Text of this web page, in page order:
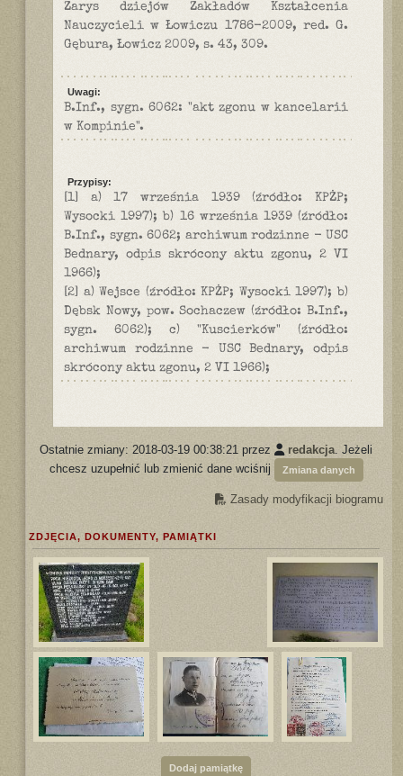
Zarys dziejów Zakładów Kształcenia
Nauczycieli w Łowiczu 1786-2009, red. G.
Gębura, Łowicz 2009, s. 43, 309.
Uwagi:
B.Inf., sygn. 6062: "akt zgonu w kancelarii
w Kompinie".
Przypisy:
[1] a) 17 września 1939 (źródło: KPŻP;
Wysocki 1997); b) 16 września 1939 (źródło:
B.Inf., sygn. 6062; archiwum rodzinne - USC
Bednary, odpis skrócony aktu zgonu, 2 VI
1966);
[2] a) Wejsce (źródło: KPŻP; Wysocki 1997); b)
Dębsk Nowy, pow. Sochaczew (źródło: B.Inf.,
sygn. 6062); c) "Kuscierków" (źródło:
archiwum rodzinne - USC Bednary, odpis
skrócony aktu zgonu, 2 VI 1966);
Ostatnie zmiany: 2018-03-19 00:38:21 przez redakcja. Jeżeli
chcesz uzupełnić lub zmienić dane wciśnij
Zmiana danych
Zasady modyfikacji biogramu
ZDJĘCIA, DOKUMENTY, PAMIĄTKI
Dodaj pamiątkę